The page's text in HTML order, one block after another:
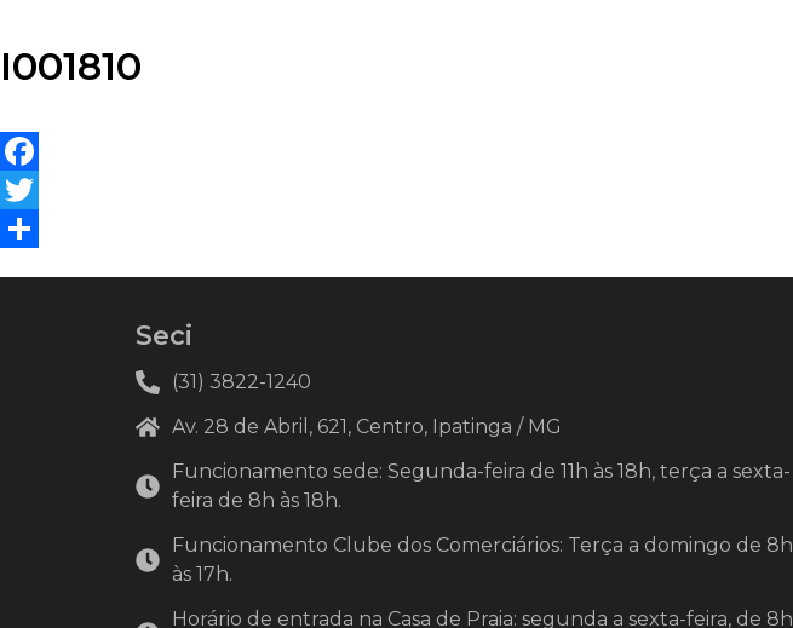
I001810
Facebook
Twitter
Seci
(31) 3822-1240
Av. 28 de Abril, 621, Centro, Ipatinga / MG
Funcionamento sede: Segunda-feira de 11h às 18h, terça a sexta-
feira de 8h às 18h.
Funcionamento Clube dos Comerciários: Terça a domingo de 8h
às 17h.
Horário de entrada na Casa de Praia: segunda a sexta-feira, de 8h